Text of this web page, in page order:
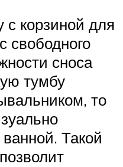
с корзиной для
свободного
сноса
тумбу
то
Такой